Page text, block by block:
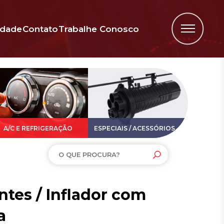
ContatoTrabalhe Conosco
A/C E REFRIGERAÇÃO ESPECIAIS / ACESSÓRIOS
/ Inflador com